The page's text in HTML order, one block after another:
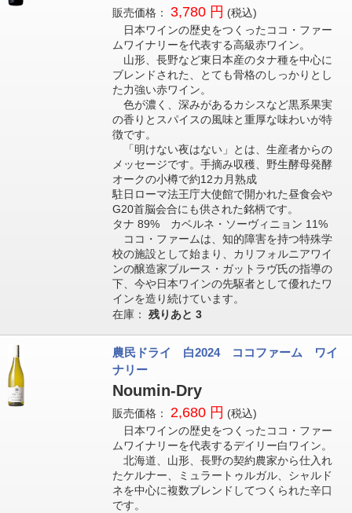
販売価格： 3,780 円 (税込)
日本ワインの歴史をつくったココ・ファー
ムワイナリーを代表する高級赤ワイン。
山形、長野など東日本産のタナ種を中心に
ブレンドされた、とても骨格のしっかりとし
た力強い赤ワイン。
色が濃く、深みがあるカシスなど黒系果実
の香りとスパイスの風味と重厚な味わいが特
徴です。
「明けない夜はない」とは、生産者からの
メッセージです。手摘み収穫、野生酵母発酵
オークの小樽で約12カ月熟成
駐日ローマ法王庁大使館で開かれた昼食会や
G20首脳会合にも供された銘柄です。
タナ 89% カベルネ・ソーヴィニョン 11%
ココ・ファームは、知的障害を持つ特殊学
校の施設として始まり、カリフォルニアワイ
ンの醸造家ブルース・ガットラヴ氏の指導の
下、今や日本ワインの先駆者として優れたワ
インを造り続けています。
在庫： 残りあと 3
農民ドライ 白2024 ココファーム ワイ
ナリー
Noumin-Dry
販売価格： 2,680 円 (税込)
日本ワインの歴史をつくったココ・ファー
ムワイナリーを代表するデイリー白ワイン。
北海道、山形、長野の契約農家から仕入れ
たケルナー、ミュラートゥルガル、シャルド
ネを中心に複数ブレンドしてつくられた辛口
です。